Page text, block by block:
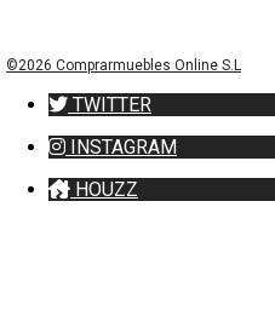
©2026 Comprarmuebles Online S.L
TWITTER
INSTAGRAM
HOUZZ